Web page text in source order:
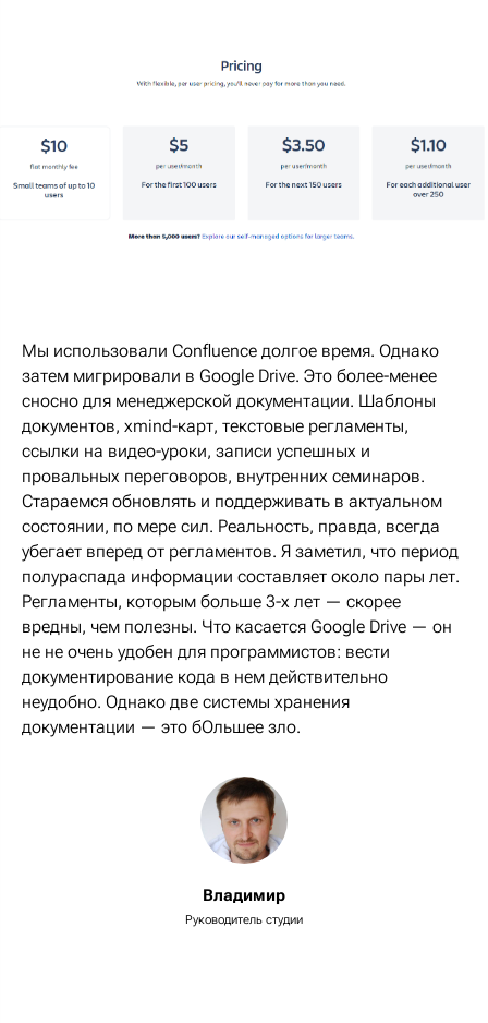
Мы использовали Confluence долгое время. Однако
затем мигрировали в Google Drive. Это более-менее
сносно для менеджерской документации. Шаблоны
документов, xmind-карт, текстовые регламенты,
ссылки на видео-уроки, записи успешных и
провальных переговоров, внутренних семинаров.
Стараемся обновлять и поддерживать в актуальном
состоянии, по мере сил. Реальность, правда, всегда
убегает вперед от регламентов. Я заметил, что период
полураспада информации составляет около пары лет.
Регламенты, которым больше 3-х лет — скорее
вредны, чем полезны. Что касается Google Drive — он
не не очень удобен для программистов: вести
документирование кода в нем действительно
неудобно. Однако две системы хранения
документации — это бОльшее зло.
Владимир
Руководитель студии